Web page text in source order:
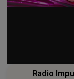
Radio